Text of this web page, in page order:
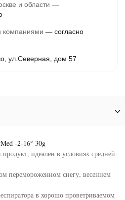
и области
компаниями
согласно
ул.Северная, дом 57
-2-16° 30g
идеален в условиях средней
перемороженном снегу, весеннем
в хорошо проветриваемом